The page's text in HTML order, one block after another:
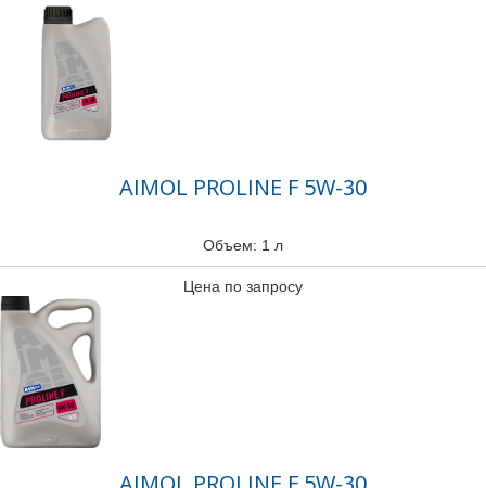
AIMOL PROLINE F 5W-30
Объем: 1 л
Цена по запросу